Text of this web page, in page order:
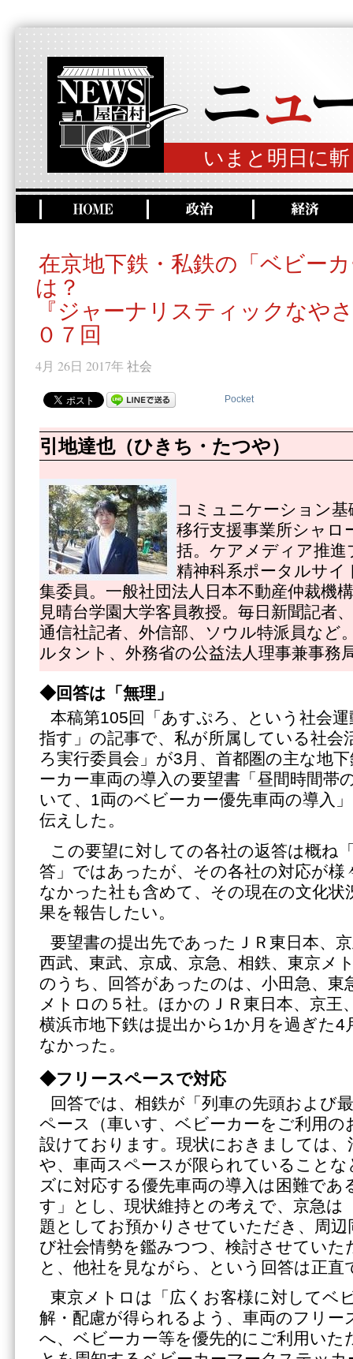
いまと明日に
在京地下鉄・私鉄の「ベビー
は？
『ジャーナリスティックなや
０７回
4月 26日 2017年 社会
Pocket
引地達也（ひきち・たつや）
コミュニケーション
移行支援事業所シャロ
括。ケアメディア推
精神科系ポータルサ
集委員。一般社団法人日本不動産仲裁機
見晴台学園大学客員教授。毎日新聞記者
通信社記者、外信部、ソウル特派員など
ルタント、外務省の公益法人理事兼事務
◆回答は「無理」
本稿第105回「あすぷろ、という社会
指す」の記事で、私が所属している社会
ろ実行委員会」が3月、首都圏の主な地
ーカー車両の導入の要望書「昼間時間帯
いて、1両のベビーカー優先車両の導入
伝えした。
この要望に対しての各社の返答は概ね
答」ではあったが、その各社の対応が様
なかった社も含めて、その現在の文化状
果を報告したい。
要望書の提出先であったＪＲ東日本、
西武、東武、京成、京急、相鉄、東京メ
のうち、回答があったのは、小田急、東
メトロの５社。ほかのＪＲ東日本、京王
横浜市地下鉄は提出から1か月を過ぎた4
なかった。
◆フリースペースで対応
回答では、相鉄が「列車の先頭および
ペース（車いす、ベビーカーをご利用の
設けております。現状におきましては、
や、車両スペースが限られていること
ズに対応する優先車両の導入は困難で
す」とし、現状維持との考えで、京急は
題としてお預かりさせていただき、周辺
び社会情勢を鑑みつつ、検討させてい
と、他社を見ながら、という回答は正直
東京メトロは「広くお客様に対してベ
解・配慮が得られるよう、車両のフリー
へ、ベビーカー等を優先的にご利用いた